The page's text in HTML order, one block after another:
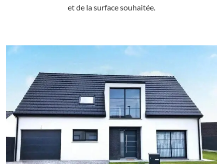
et de la surface souhaitée.